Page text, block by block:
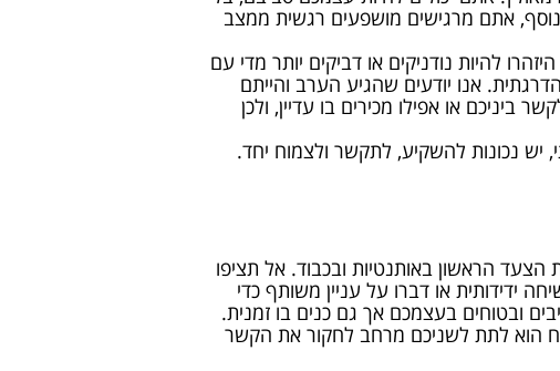
אתם מרגישים מושפעים רגשית ממצב
להיות נודניקים או דביקים יותר מדי עם
אנו יודעים שהגיע הערב והייתם
או אפילו מכירים בו עדיין, ולכן
נכונות להשקיע, לתקשר ולצמוח יחד.
הראשון באותנטיות ובכבוד. אל תציפו
ידידותית או דברו על עניין משותף כדי
ובטוחים בעצמכם אך גם כנים בו זמנית.
הוא לתת לשניכם מרחב לחקור את הקשר